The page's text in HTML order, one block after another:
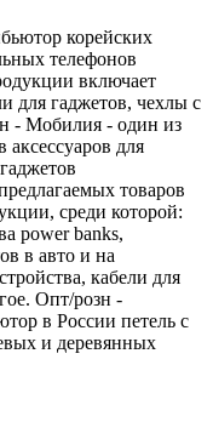
корейских
телефонов
включает
для гаджетов, чехлы с
- Мобилия - один из
для
товаров
среди которой:
power banks,
в авто и на
кабели для
Опт/розн -
в России петель с
и деревянных